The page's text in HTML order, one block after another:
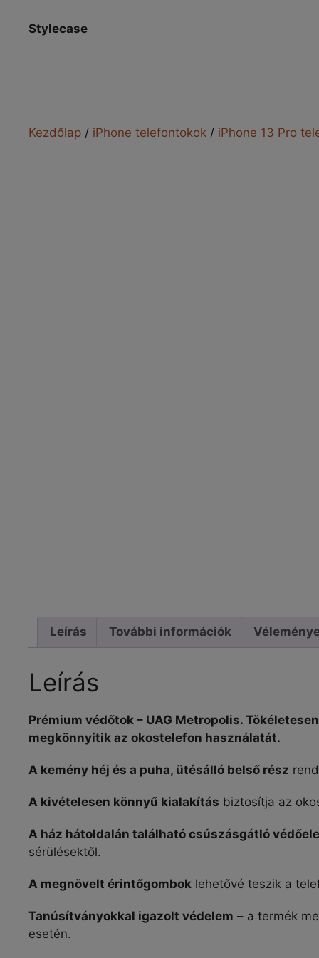
Stylecase
Kezdőlap / iPhone telefontokok / iPhone 13 Pro
Leírás További információk
Leírás
Prémium védőtok – UAG Metropolis.
megkönnyítik az okostelefon használatát.
A kemény héj és a puha, ütésálló belső rész
A kivételesen könnyű kialakítás biztosítja az
A ház hátoldalán található csúszásgátló
sérülésektől.
A megnövelt érintőgombok lehetővé teszik a
Tanúsítványokkal igazolt védelem – a termék
esetén.